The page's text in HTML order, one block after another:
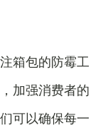
箱包的防霉工
加强消费者的
可以确保每一